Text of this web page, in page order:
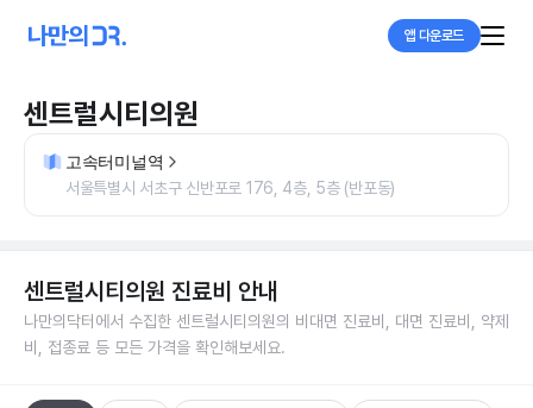
앱 다운로드
센트럴시티의원
고속터미널역
서울특별시 서초구 신반포로 176, 4층, 5층 (반포동)
센트럴시티의원 진료비 안내
나만의닥터에서 수집한 센트럴시티의원의 비대면 진료비, 대면 진료비, 약제
비, 접종료 등 모든 가격을 확인해보세요.